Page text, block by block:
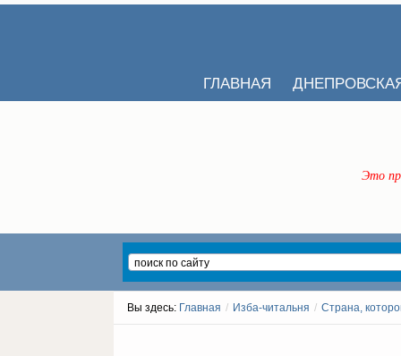
ГЛАВНАЯ
Это
Вы здесь: Главная / Изба-читальня / Страна,